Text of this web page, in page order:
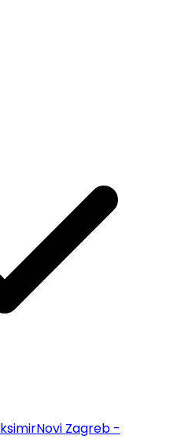
Novi Zagreb -